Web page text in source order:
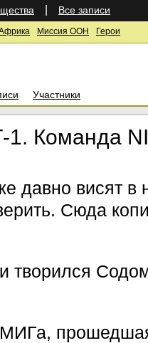
Все записи
Миссия ООН Герои
Участники
Команда
давно висят
Сюда
творился